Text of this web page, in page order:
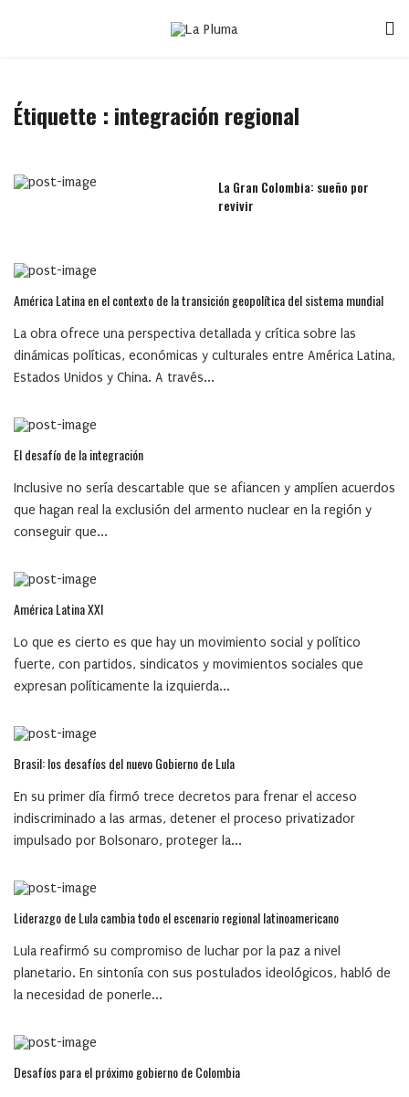
Étiquette : integración regional
La Gran Colombia: sueño por
revivir
América Latina en el contexto de la transición geopolítica del sistema mundial
La obra ofrece una perspectiva detallada y crítica sobre las
dinámicas políticas, económicas y culturales entre América Latina,
Estados Unidos y China. A través...
El desafío de la integración
Inclusive no sería descartable que se afiancen y amplíen acuerdos
que hagan real la exclusión del armento nuclear en la región y
conseguir que...
América Latina XXI
Lo que es cierto es que hay un movimiento social y político
fuerte, con partidos, sindicatos y movimientos sociales que
expresan políticamente la izquierda...
Brasil: los desafíos del nuevo Gobierno de Lula
En su primer día firmó trece decretos para frenar el acceso
indiscriminado a las armas, detener el proceso privatizador
impulsado por Bolsonaro, proteger la...
Liderazgo de Lula cambia todo el escenario regional latinoamericano
Lula reafirmó su compromiso de luchar por la paz a nivel
planetario. En sintonía con sus postulados ideológicos, habló de
la necesidad de ponerle...
Desafíos para el próximo gobierno de Colombia